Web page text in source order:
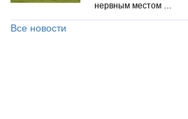
нервным местом …
Все новости